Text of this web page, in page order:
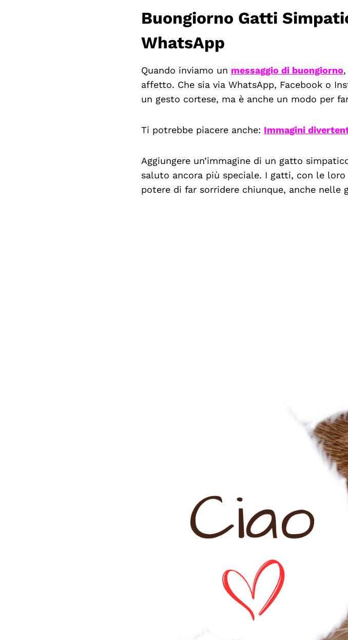
Buongiorno Gatti
WhatsApp
Quando inviamo un messaggio di buongiorno
affetto. Che sia via WhatsApp, Facebook o
un gesto cortese, ma è anche un modo per
Ti potrebbe piacere anche: Immagini
Aggiungere un’immagine di un gatto
saluto ancora più speciale. I gatti, con le
potere di far sorridere chiunque, anche nelle